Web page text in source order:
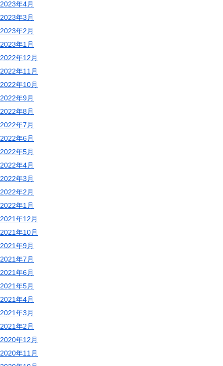
2023年4月
2023年3月
2023年2月
2023年1月
2022年12月
2022年11月
2022年10月
2022年9月
2022年8月
2022年7月
2022年6月
2022年5月
2022年4月
2022年3月
2022年2月
2022年1月
2021年12月
2021年10月
2021年9月
2021年7月
2021年6月
2021年5月
2021年4月
2021年3月
2021年2月
2020年12月
2020年11月